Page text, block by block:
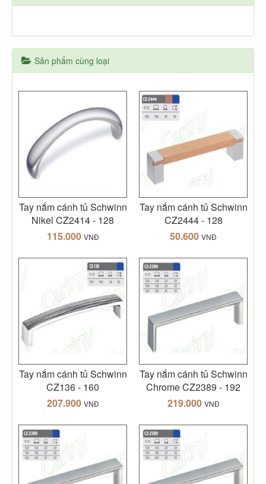
Sản phẩm cùng loại
Tay nắm cánh tủ Schwinn
Nikel CZ2414 - 128
115.000 VNĐ
Tay nắm cánh tủ Schwinn
CZ2444 - 128
50.600 VNĐ
Tay nắm cánh tủ Schwinn
CZ136 - 160
207.900 VNĐ
Tay nắm cánh tủ Schwinn
Chrome CZ2389 - 192
219.000 VNĐ